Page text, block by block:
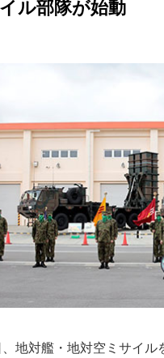
ル部隊が始動
地対艦・地対空ミサイル